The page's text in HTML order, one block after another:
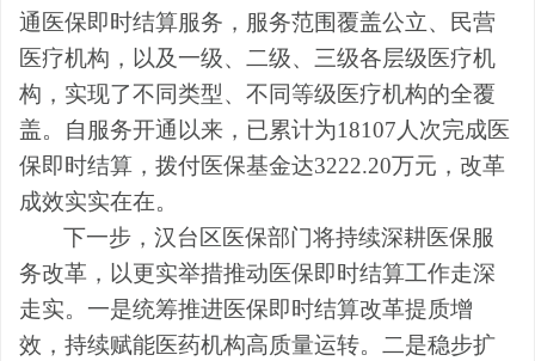
通医保即时结算服务，服务范围覆盖公立、民营
医疗机构，以及一级、二级、三级各层级医疗机
构，实现了不同类型、不同等级医疗机构的全覆
盖。自服务开通以来，已累计为18107人次完成医
保即时结算，拨付医保基金达3222.20万元，改革
成效实实在在。
下一步，汉台区医保部门将持续深耕医保服
务改革，以更实举措推动医保即时结算工作走深
走实。 一是统筹推进医保即时结算改革提质增
效，持续赋能医药机构高质量运转。 二是稳步扩